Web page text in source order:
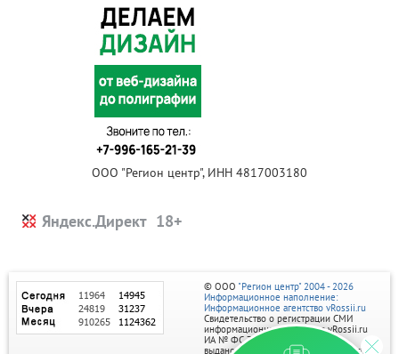
ООО "Регион центр", ИНН 4817003180
Яндекс.Директ
© ООО "Регион центр" 2004 - 2026
Информационное наполнение:
Информационное агентство vRossii.ru
Свидетельство о регистрации СМИ
информационного агентства vRossii.ru
ИА № ФС 77‑35502
выдано РОСКОМНАДЗОРом 04 марта